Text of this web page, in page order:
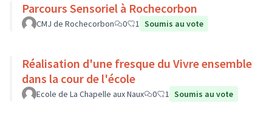
Parcours Sensoriel à Rochecorbon
CMJ de Rochecorbon 0 1 Soumis au vote
Réalisation d'une fresque du Vivre ensemble
dans la cour de l'école
Ecole de La Chapelle aux Naux 0 1 Soumis au vote